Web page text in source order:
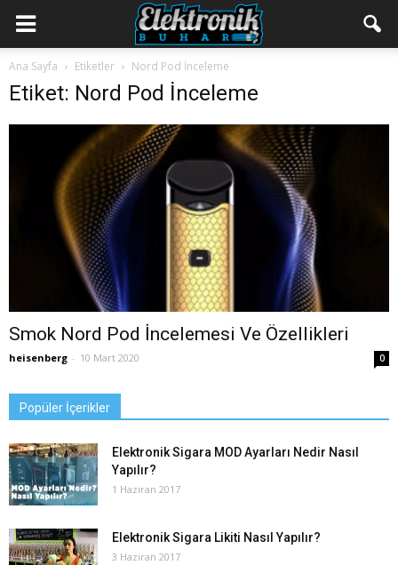
Ana Sayfa Etiketler Nord Pod İnceleme
Etiket: Nord Pod İnceleme
Smok Nord Pod İncelemesi Ve Özellikleri
heisenberg - 10 Mart 2020 0
Popüler İçerikler
Elektronik Sigara MOD Ayarları Nedir Nasıl
Yapılır?
1 Haziran 2017
Elektronik Sigara Likiti Nasıl Yapılır?
3 Haziran 2017